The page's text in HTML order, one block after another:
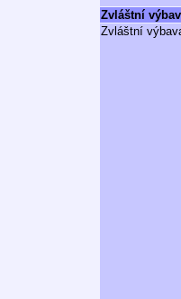
Zvláštní
Zvláštní